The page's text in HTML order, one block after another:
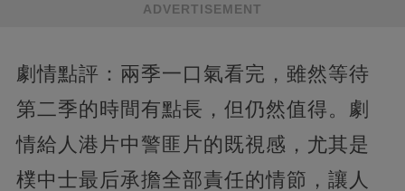
ADVERTISEMENT
劇情點評：兩季一口氣看完，雖然等待
第二季的時間有點長，但仍然值得。劇
情給人港片中警匪片的既視感，尤其是
樸中士最后承擔全部責任的情節，讓人